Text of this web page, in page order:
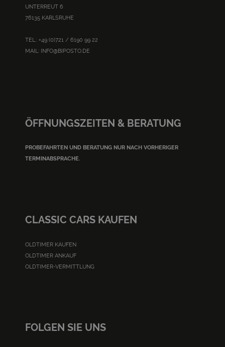
UNTERREUT 6
76135 KARLSRUHE
TEL.: +49 (0)721 / 6190 99 22
MAIL:
INFO@BIPOSTO.DE
ÖFFNUNGSZEITEN & BERATUNG
PROBEFAHRTEN UND BERATUNG NUR NACH VORHERIGER
TERMINABSPRACHE.
CLASSIC CARS KAUFEN
OLDTIMER KAUFEN
OLDTIMER ANKAUF
OLDTIMER-VERMITTLUNG
FOLGEN SIE UNS